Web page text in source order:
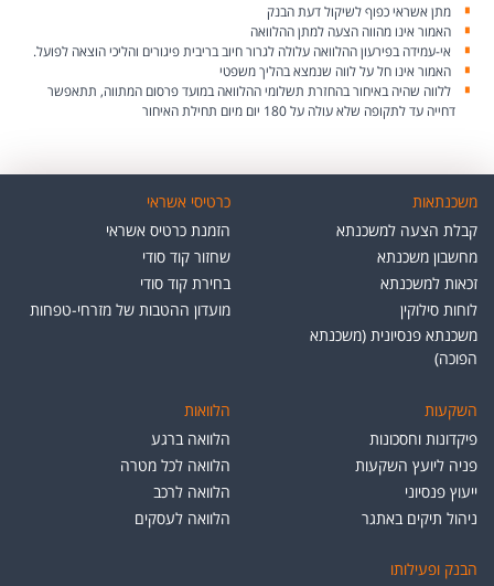
מתן אשראי כפוף לשיקול דעת הבנק
האמור אינו מהווה הצעה למתן ההלוואה
אי-עמידה בפירעון ההלוואה עלולה לגרור חיוב בריבית פיגורים והליכי הוצאה לפועל.
האמור אינו חל על לווה שנמצא בהליך משפטי
ללווה שהיה באיחור בהחזרת תשלומי ההלוואה במועד פרסום המתווה, תתאפשר
דחייה עד לתקופה שלא עולה על 180 יום מיום תחילת האיחור
משכנתאות
קבלת הצעה למשכנתא
מחשבון משכנתא
זכאות למשכנתא
לוחות סילוקין
משכנתא פנסיונית (משכנתא
הפוכה)
כרטיסי אשראי
הזמנת כרטיס אשראי
שחזור קוד סודי
בחירת קוד סודי
מועדון ההטבות של מזרחי-טפחות
השקעות
פיקדונות וחסכונות
פניה ליועץ השקעות
ייעוץ פנסיוני
ניהול תיקים באתגר
הלוואות
הלוואה ברגע
הלוואה לכל מטרה
הלוואה לרכב
הלוואה לעסקים
הבנק ופעילותו